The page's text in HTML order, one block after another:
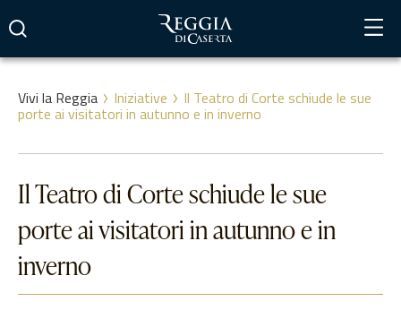
contenuto
Vivi la Reggia Iniziative Il Teatro di Corte schiude le sue
porte ai visitatori in autunno e in inverno
Il Teatro di Corte schiude le sue
porte ai visitatori in autunno e in
inverno